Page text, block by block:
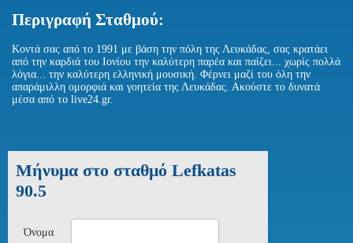
Περιγραφή Σταθμού:
Κοντά σας από το 1991 με βάση την πόλη της Λευκάδας, σας κρατάει
από την καρδιά του Ιονίου την καλύτερη παρέα και παίζει... χωρίς πολλά
λόγια... την καλύτερη ελληνική μουσική. Φέρνει μαζί του όλη την
απαράμιλλη ομορφιά και γοητεία της Λευκάδας. Ακούστε το δυνατά
μέσα από το live24.gr.
Μήνυμα στο σταθμό Lefkatas
90.5
Όνομα